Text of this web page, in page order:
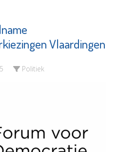
Vlaardingen
Politiek